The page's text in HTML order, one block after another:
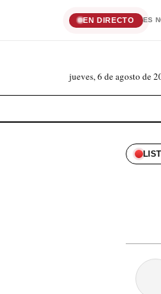
EN DIRECTO ES
jueves, 6 de agosto de